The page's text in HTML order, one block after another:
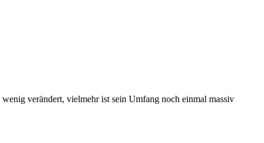
verändert, vielmehr ist sein Umfang noch einmal massiv